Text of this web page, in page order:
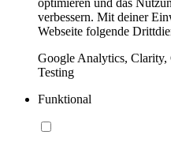
verbessern. Mit deiner
Webseite folgende
Google Analytics,
Testing
Funktional